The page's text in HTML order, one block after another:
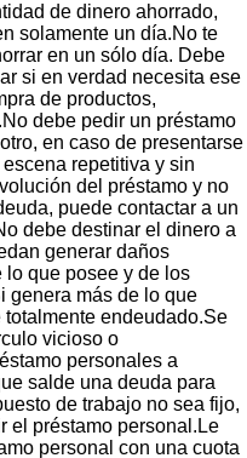
de dinero ahorrado,
solamente un día.No te
en un sólo día. Debe
si en verdad necesita ese
de productos,
debe pedir un préstamo
en caso de presentarse
repetitiva y sin
del préstamo y no
puede contactar a un
debe destinar el dinero a
generar daños
lo que posee y de los
genera más de lo que
endeudado.Se
vicioso o
personales a
salde una deuda para
de trabajo no sea fijo,
el préstamo personal.Le
personal con una cuota